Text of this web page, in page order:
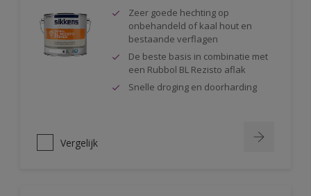
Zeer goede hechting op
onbehandeld of kaal hout en
bestaande verflagen
De beste basis in combinatie met
een Rubbol BL Rezisto aflak
Snelle droging en doorharding
Vergelijk